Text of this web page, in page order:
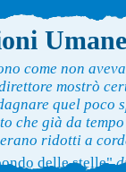
Umane
come non
mostrò
quel poco
che già da
ridotti a
delle stelle"